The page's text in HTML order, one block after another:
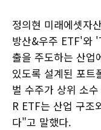
정의현 미래에셋자
방산&우주 ETF'와
출을 주도하는 산업
있도록 설계된 포
벌 수주가 상위 소
R ETF는 산업 구조
다"고 말했다.